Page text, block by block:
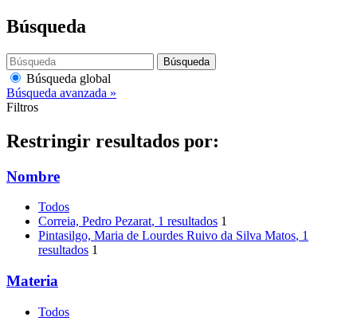
Búsqueda
Búsqueda
Búsqueda global
Búsqueda avanzada »
Filtros
Restringir resultados por:
Nombre
Todos
Correia, Pedro Pezarat, 1 resultados 1
Pintasilgo, Maria de Lourdes Ruivo da Silva Matos, 1
resultados 1
Materia
Todos